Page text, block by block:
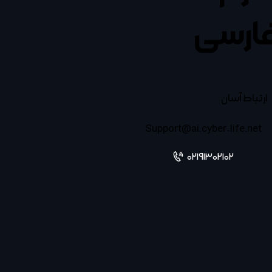
ارتباط آسان
Support@ai.cyber-life.net
02191302102